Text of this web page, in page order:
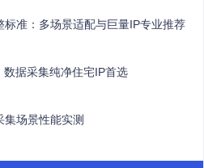
准：多场景适配与巨量IP专业推荐
据采集纯净住宅IP首选
场景性能实测